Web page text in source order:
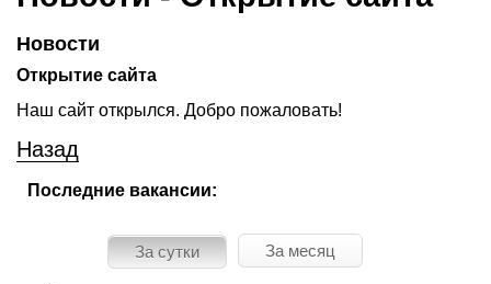
Новости
Открытие сайта
Наш сайт открылся. Добро пожаловать!
Назад
Последние вакансии:
За сутки За месяц